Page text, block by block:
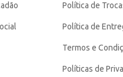
Política de
Política de
Termos e
Políticas de